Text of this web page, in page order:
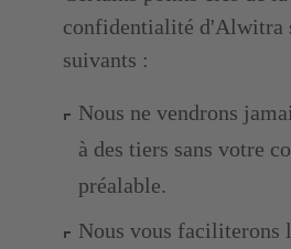
confidentialité d'Alwitra
suivants :
Nous ne vendrons
à des tiers sans votre
préalable.
Nous vous faciliterons